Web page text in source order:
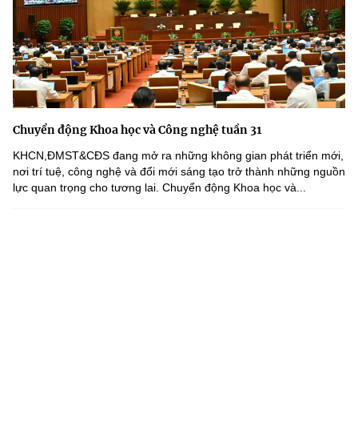
Chuyển động Khoa học và Công nghệ tuần 31
KHCN,ĐMST&CĐS đang mở ra những không gian phát triển mới,
nơi trí tuệ, công nghệ và đổi mới sáng tạo trở thành những nguồn
lực quan trọng cho tương lai. Chuyển động Khoa học và...